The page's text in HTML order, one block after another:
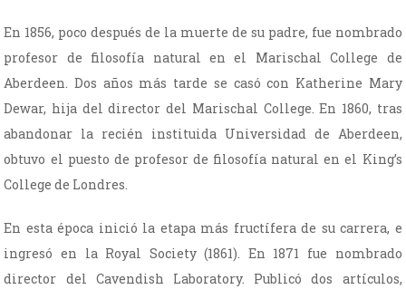
En 1856, poco después de la muerte de su padre, fue nombrado
profesor de filosofía natural en el Marischal College de
Aberdeen. Dos años más tarde se casó con Katherine Mary
Dewar, hija del director del Marischal College. En 1860, tras
abandonar la recién instituida Universidad de Aberdeen,
obtuvo el puesto de profesor de filosofía natural en el King’s
College de Londres.
En esta época inició la etapa más fructífera de su carrera, e
ingresó en la Royal Society (1861). En 1871 fue nombrado
director del Cavendish Laboratory. Publicó dos artículos,